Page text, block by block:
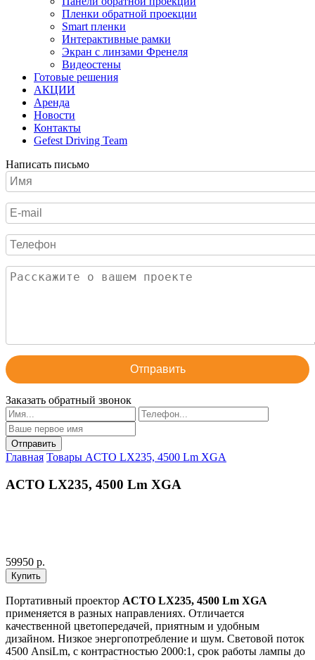
Пленки обратной проекции
Smart пленки
Интерактивные рамки
Экран с линзами Френеля
Видеостены
Готовые решения
АКЦИИ
Аренда
Новости
Контакты
Gefest Driving Team
Написать письмо
Отправить
Заказать обратный звонок
Главная Товары ACTO LX235, 4500 Lm XGA
ACTO LX235, 4500 Lm XGA
59950 р.
Портативный проектор ACTO LX235, 4500 Lm XGA
применяется в разных направлениях. Отличается
качественной цветопередачей, приятным и удобным
дизайном. Низкое энергопотребление и шум. Световой поток
4500 AnsiLm, с контрастностью 2000:1, срок работы лампы до